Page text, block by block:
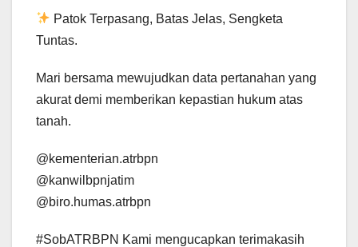
Patok Terpasang, Batas Jelas, Sengketa
Tuntas.
Mari bersama mewujudkan data pertanahan yang
akurat demi memberikan kepastian hukum atas
tanah.
@kementerian.atrbpn
@kanwilbpnjatim
@biro.humas.atrbpn
#SobATRBPN Kami mengucapkan terimakasih